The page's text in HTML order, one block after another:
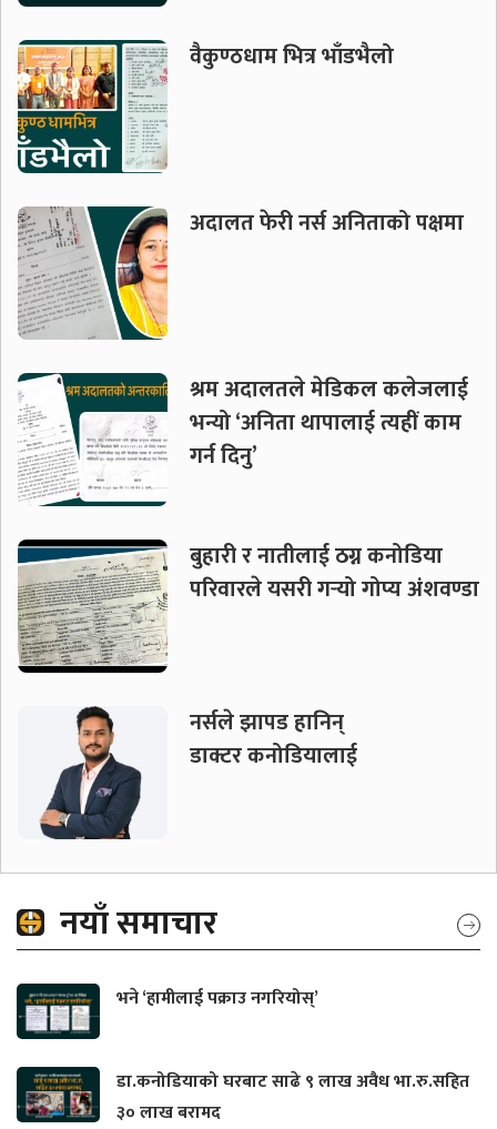
वैकुण्ठधाम भित्र भाँडभैलो
अदालत फेरी नर्स अनिताको पक्षमा
श्रम अदालतले मेडिकल कलेजलाई
भन्यो ‘अनिता थापालाई त्यहीं काम
गर्न दिनु’
बुहारी र नातीलाई ठग्न कनोडिया
परिवारले यसरी गर्‍यो गोप्य अंशवण्डा
नर्सले झापड हानिन्
डाक्टर कनोडियालाई
नयाँ समाचार
भने ‘हामीलाई पक्राउ नगरियोस्’
डा.कनोडियाको घरबाट साढे ९ लाख अवैध भा.रु.सहित
३० लाख बरामद